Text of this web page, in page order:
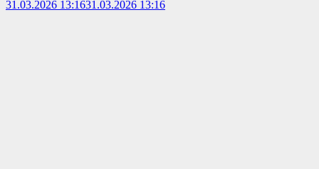
31.03.2026 13:1631.03.2026 13:16